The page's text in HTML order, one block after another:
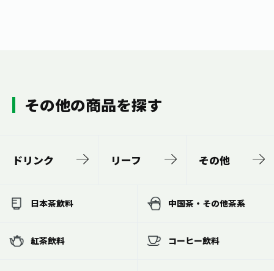
その他の商品を探す
ドリンク リーフ その他
日本茶飲料 中国茶・その他茶系
紅茶飲料 コーヒー飲料